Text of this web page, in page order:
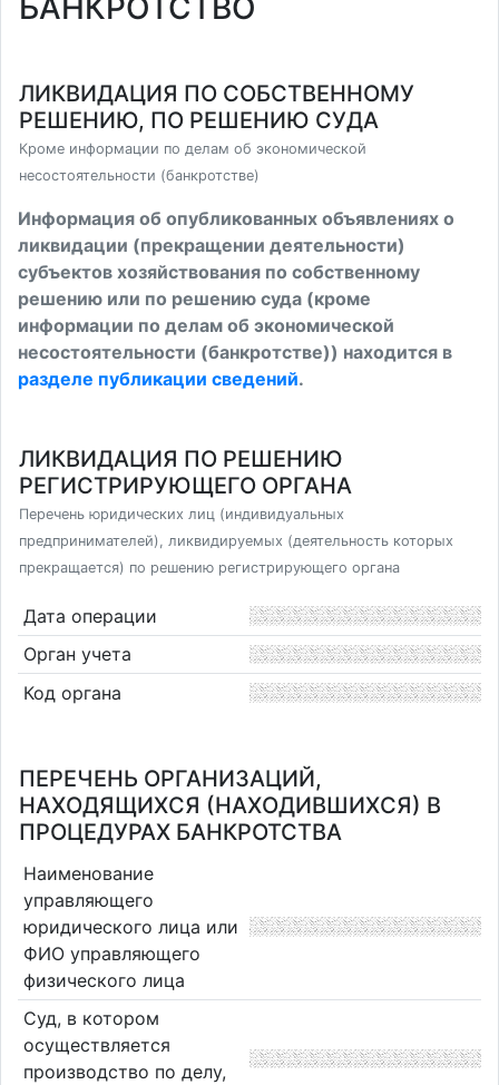
БАНКРОТСТВО
ЛИКВИДАЦИЯ ПО СОБСТВЕННОМУ
РЕШЕНИЮ, ПО РЕШЕНИЮ СУДА
Кроме информации по делам об экономической
несостоятельности (банкротстве)
Информация об опубликованных объявлениях о
ликвидации (прекращении деятельности)
субъектов хозяйствования по собственному
решению или по решению суда (кроме
информации по делам об экономической
несостоятельности (банкротстве)) находится в
разделе публикации сведений.
ЛИКВИДАЦИЯ ПО РЕШЕНИЮ
РЕГИСТРИРУЮЩЕГО ОРГАНА
Перечень юридических лиц (индивидуальных
предпринимателей), ликвидируемых (деятельность которых
прекращается) по решению регистрирующего органа
Дата операции
Орган учета
Код органа
ПЕРЕЧЕНЬ ОРГАНИЗАЦИЙ,
НАХОДЯЩИХСЯ (НАХОДИВШИХСЯ) В
ПРОЦЕДУРАХ БАНКРОТСТВА
Наименование
управляющего
юридического лица или
ФИО управляющего
физического лица
Суд, в котором
осуществляется
производство по делу,